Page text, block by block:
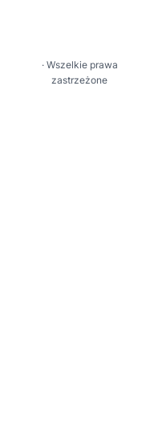
· Wszelkie prawa
zastrzeżone